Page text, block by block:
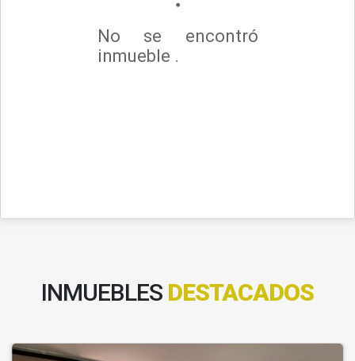
No se encontró
inmueble .
INMUEBLES DESTACADOS